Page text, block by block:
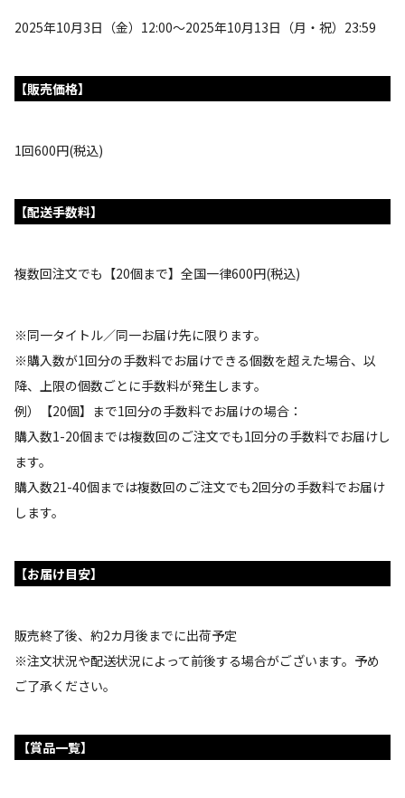
2025年10月3日（金）12:00～2025年10月13日（月・祝）23:59
【販売価格】
1回600円(税込)
【配送手数料】
複数回注文でも【20個まで】全国一律600円(税込)
※同一タイトル／同一お届け先に限ります。
※購入数が1回分の手数料でお届けできる個数を超えた場合、以
降、上限の個数ごとに手数料が発生します。
例）【20個】まで1回分の手数料でお届けの場合：
購入数1-20個までは複数回のご注文でも1回分の手数料でお届けし
ます。
購入数21-40個までは複数回のご注文でも2回分の手数料でお届け
します。
【お届け目安】
販売終了後、約2カ月後までに出荷予定
※注文状況や配送状況によって前後する場合がございます。予め
ご了承ください。
【賞品一覧】